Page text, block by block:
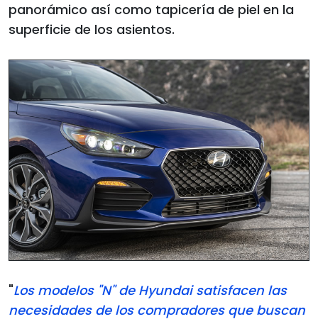
panorámico así como tapicería de piel en la
superficie de los asientos.
"Los modelos "N" de Hyundai satisfacen las
necesidades de los compradores que buscan